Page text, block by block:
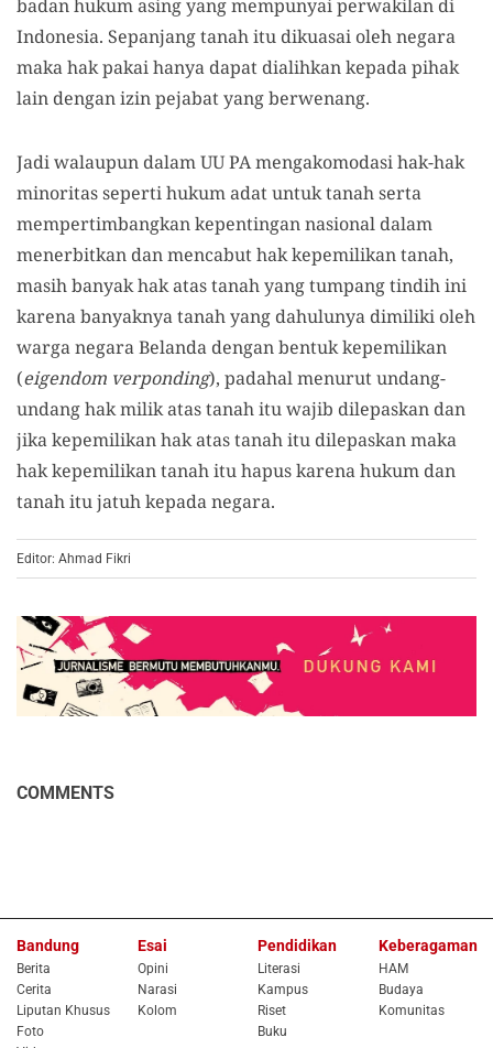
badan hukum asing yang mempunyai perwakilan di
Indonesia. Sepanjang tanah itu dikuasai oleh negara
maka hak pakai hanya dapat dialihkan kepada pihak
lain dengan izin pejabat yang berwenang.
Jadi walaupun dalam UU PA mengakomodasi hak-hak
minoritas seperti hukum adat untuk tanah serta
mempertimbangkan kepentingan nasional dalam
menerbitkan dan mencabut hak kepemilikan tanah,
masih banyak hak atas tanah yang tumpang tindih ini
karena banyaknya tanah yang dahulunya dimiliki oleh
warga negara Belanda dengan bentuk kepemilikan
(eigendom verponding), padahal menurut undang-
undang hak milik atas tanah itu wajib dilepaskan dan
jika kepemilikan hak atas tanah itu dilepaskan maka
hak kepemilikan tanah itu hapus karena hukum dan
tanah itu jatuh kepada negara.
Editor: Ahmad Fikri
COMMENTS
Bandung
Berita
Cerita
Liputan Khusus
Foto
Esai
Opini
Narasi
Kolom
Pendidikan
Literasi
Kampus
Riset
Buku
Keberagaman
HAM
Budaya
Komunitas